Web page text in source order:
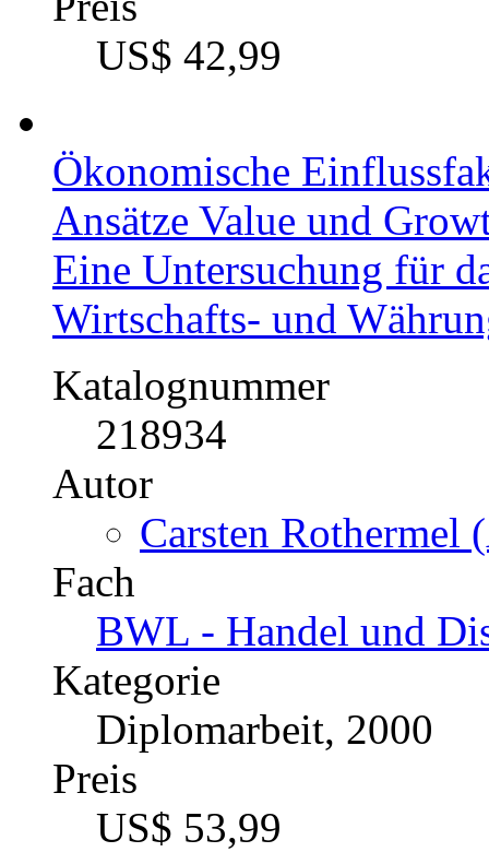
US$ 42,99
Ökonomische
Ansätze Value und
Eine Untersuchung für
Wirtschafts- und
Katalognummer
218934
Autor
Carsten Rothermel
Fach
BWL - Handel und
Kategorie
Diplomarbeit, 2000
Preis
US$ 53,99